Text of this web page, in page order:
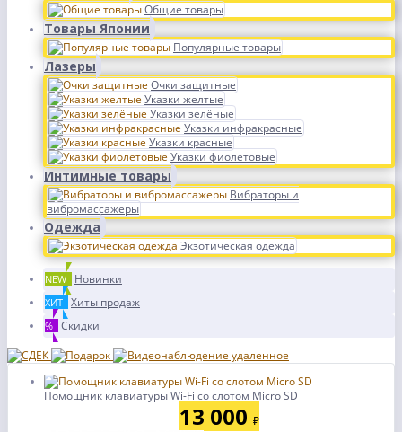
Общие товары
Товары Японии
Популярные товары
Лазеры
Очки защитные
Указки желтые
Указки зелёные
Указки инфракрасные
Указки красные
Указки фиолетовые
Интимные товары
Вибраторы и
вибромассажеры
Одежда
Экзотическая одежда
NEW Новинки
ХИТ Хиты продаж
% Скидки
Помощник клавиатуры Wi-Fi со слотом Micro SD
13 000 ₽